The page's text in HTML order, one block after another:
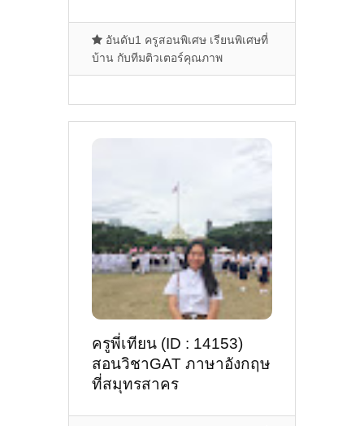
อันดับ1 ครูสอนพิเศษ เรียนพิเศษที่
บ้าน กับทีมติวเตอร์คุณภาพ
ครูพี่เทียน (ID : 14153)
สอนวิชาGAT ภาษาอังกฤษ
ที่สมุทรสาคร